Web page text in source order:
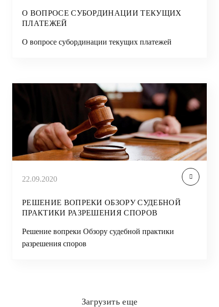
О ВОПРОСЕ СУБОРДИНАЦИИ ТЕКУЩИХ
ПЛАТЕЖЕЙ
О вопросе субординации текущих платежей
22.09.2020
РЕШЕНИЕ ВОПРЕКИ ОБЗОРУ СУДЕБНОЙ
ПРАКТИКИ РАЗРЕШЕНИЯ СПОРОВ
Решение вопреки Обзору судебной практики
разрешения споров
Загрузить еще